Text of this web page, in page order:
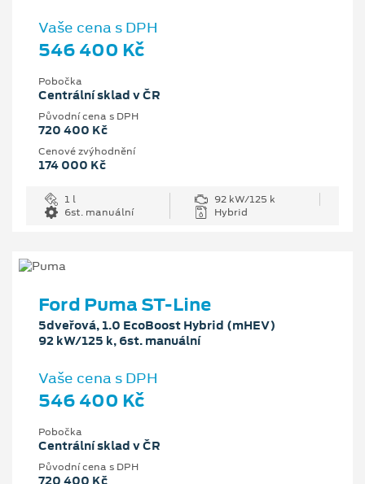
Vaše cena s DPH
546 400 Kč
Pobočka
Centrální sklad v ČR
Původní cena s DPH
720 400 Kč
Cenové zvýhodnění
174 000 Kč
1 l
92 kW/125 k
6st. manuální
Hybrid
Ford Puma ST-Line
5dveřová, 1.0 EcoBoost Hybrid (mHEV)
92 kW/125 k, 6st. manuální
Vaše cena s DPH
546 400 Kč
Pobočka
Centrální sklad v ČR
Původní cena s DPH